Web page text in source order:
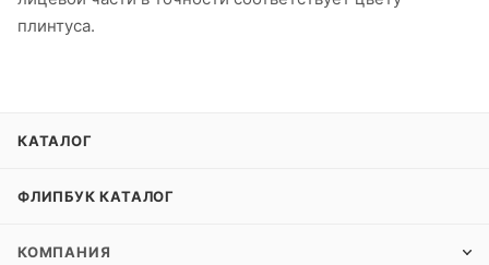
плинтуса.
КАТАЛОГ
ФЛИПБУК КАТАЛОГ
КОМПАНИЯ